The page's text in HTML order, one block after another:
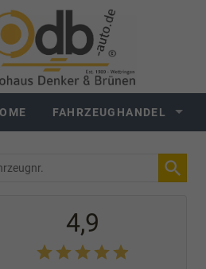
FAHRZEUGHANDEL
4,9